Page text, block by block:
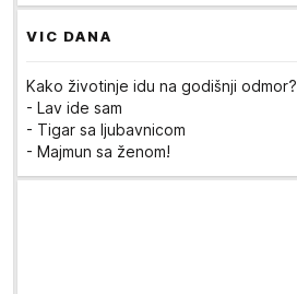
VIC DANA
Kako životinje idu na godišnji odmor?
- Lav ide sam
- Tigar sa ljubavnicom
- Majmun sa ženom!